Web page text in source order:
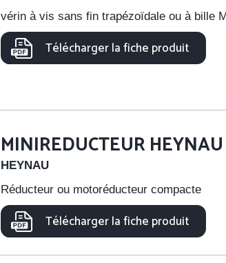
vérin à vis sans fin trapézoïdale ou à bille
Télécharger la fiche produit
MINIREDUCTEUR HEYNAU
HEYNAU
Réducteur ou motoréducteur compacte
Télécharger la fiche produit